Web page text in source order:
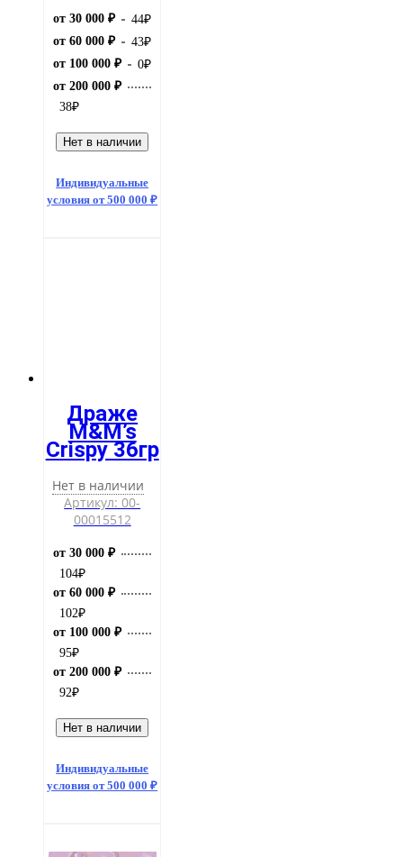
от 30 000 ₽ 44₽
от 60 000 ₽
43₽
от 100 000 ₽
0₽
от 200 000 ₽
38₽
Нет в наличии
Индивидуальные
условия от 500 000 ₽
Драже
M&M’s
Crispy 36гр
Нет в наличии
Артикул: 00-
00015512
от 30 000 ₽
104₽
от 60 000 ₽
102₽
от 100 000 ₽
95₽
от 200 000 ₽
92₽
Нет в наличии
Индивидуальные
условия от 500 000 ₽